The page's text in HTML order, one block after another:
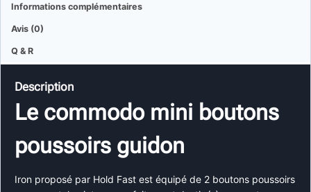
Informations complémentaires
Avis (0)
Q & R
Description
Le commodo mini boutons
poussoirs guidon
Iron proposé par Hold Fast est équipé de 2 boutons poussoirs